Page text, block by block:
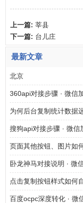
上一篇: 莘县
下一篇: 台儿庄
最新文章
北京
360api对接步骤 · 微信
为何后台复制统计数据
搜狗api对接步骤 · 微信
页面其他按钮、图片如
卧龙神马对接说明 · 微
点击复制按钮样式如何
百度ocpc深度转化 · 微